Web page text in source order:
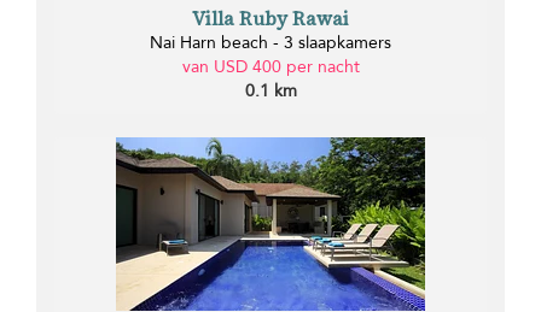
Villa Ruby Rawai
Nai Harn beach - 3 slaapkamers
van USD 400 per nacht
0.1 km